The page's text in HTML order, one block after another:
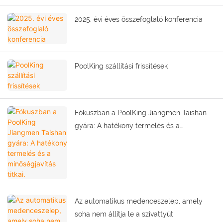
2025. évi éves összefoglaló konferencia
PoolKing szállítási frissítések
Fókuszban a PoolKing Jiangmen Taishan
gyára: A hatékony termelés és a
Az automatikus medenceszelep, amely
soha nem állítja le a szivattyút